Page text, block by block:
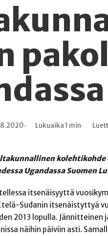
Lukuaika 1 min
Ugandassa Suomen
itsenäisyyttä
Sudanin itsenäistyttyä
2013 lopulla.
näihin päiviin asti.